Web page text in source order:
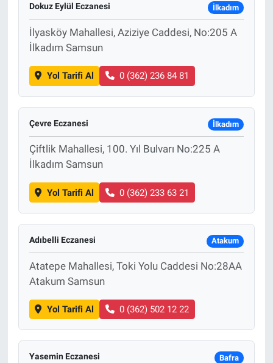
Dokuz Eylül Eczanesi İlkadım
İlyasköy Mahallesi, Aziziye Caddesi, No:205 A
İlkadım Samsun
Yol Tarifi Al 0 (362) 236 84 81
Çevre Eczanesi İlkadım
Çiftlik Mahallesi, 100. Yıl Bulvarı No:225 A
İlkadım Samsun
Yol Tarifi Al 0 (362) 233 63 21
Adıbelli Eczanesi Atakum
Atatepe Mahallesi, Toki Yolu Caddesi No:28AA
Atakum Samsun
Yol Tarifi Al 0 (362) 502 12 22
Yasemin Eczanesi Bafra